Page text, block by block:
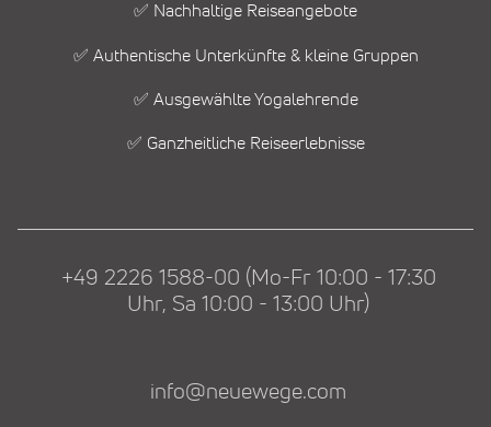
✅ Nachhaltige Reiseangebote
✅ Authentische Unterkünfte & kleine Gruppen
✅ Ausgewählte Yogalehrende
✅ Ganzheitliche Reiseerlebnisse
+49 2226 1588-00 (Mo-Fr 10:00 - 17:30
Uhr, Sa 10:00 - 13:00 Uhr)
info@neuewege.com